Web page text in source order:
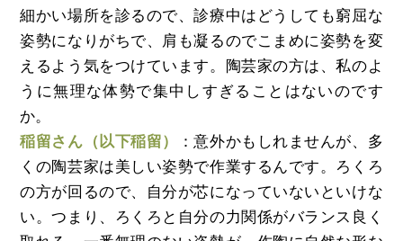
細かい場所を診るので、診療中はどうしても窮屈な
姿勢になりがちで、肩も凝るのでこまめに姿勢を変
えるよう気をつけています。陶芸家の方は、私のよ
うに無理な体勢で集中しすぎることはないのです
か。
稲留さん（以下稲留）
：意外かもしれませんが、多
くの陶芸家は美しい姿勢で作業するんです。ろくろ
の方が回るので、自分が芯になっていないといけな
い。つまり、ろくろと自分の力関係がバランス良く